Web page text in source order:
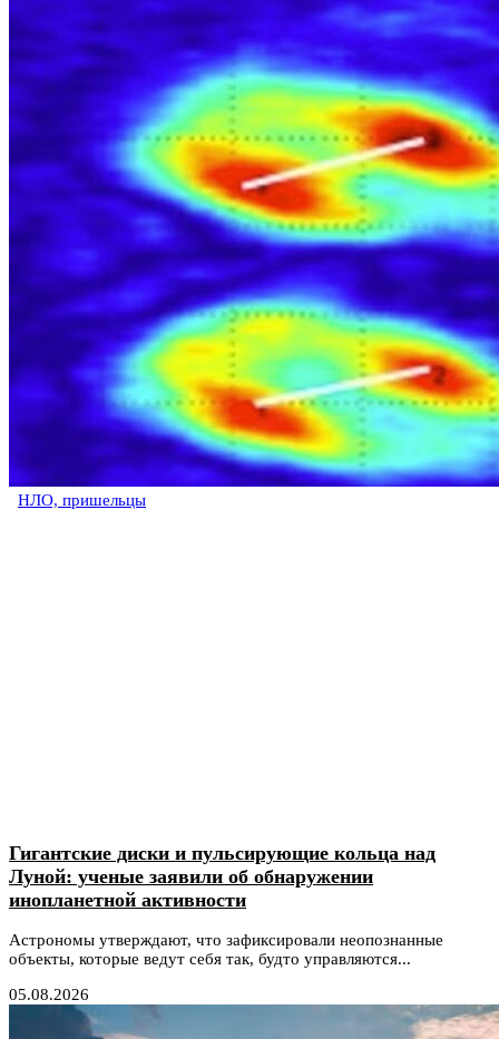
НЛО, пришельцы
Гигантские диски и пульсирующие кольца над
Луной: ученые заявили об обнаружении
инопланетной активности
Астрономы утверждают, что зафиксировали неопознанные
объекты, которые ведут себя так, будто управляются...
05.08.2026